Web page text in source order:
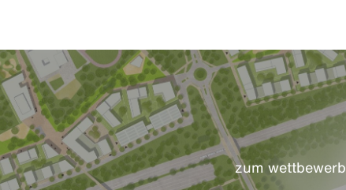
zum wettbewerb